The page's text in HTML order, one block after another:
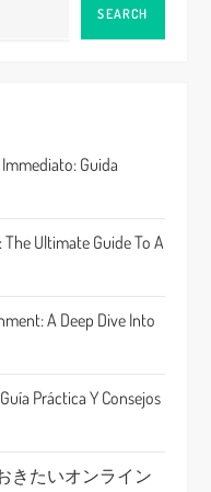
SEARCH
Guida
The Ultimate Guide To A
A Deep Dive Into
Práctica Y Consejos
きたいオンライン